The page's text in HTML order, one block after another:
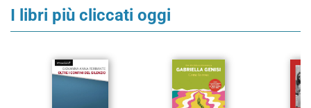
I libri più cliccati oggi